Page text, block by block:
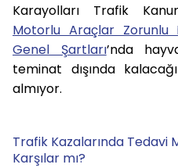
Karayolları Trafik
Motorlu Araçlar Zorunlu
Genel Şartları’nda
teminat dışında
almıyor.
Trafik Kazalarında Tedavi
Karşılar mı?